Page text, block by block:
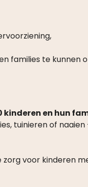
families te kunnen
kinderen en hun
tuinieren of
voor kinderen